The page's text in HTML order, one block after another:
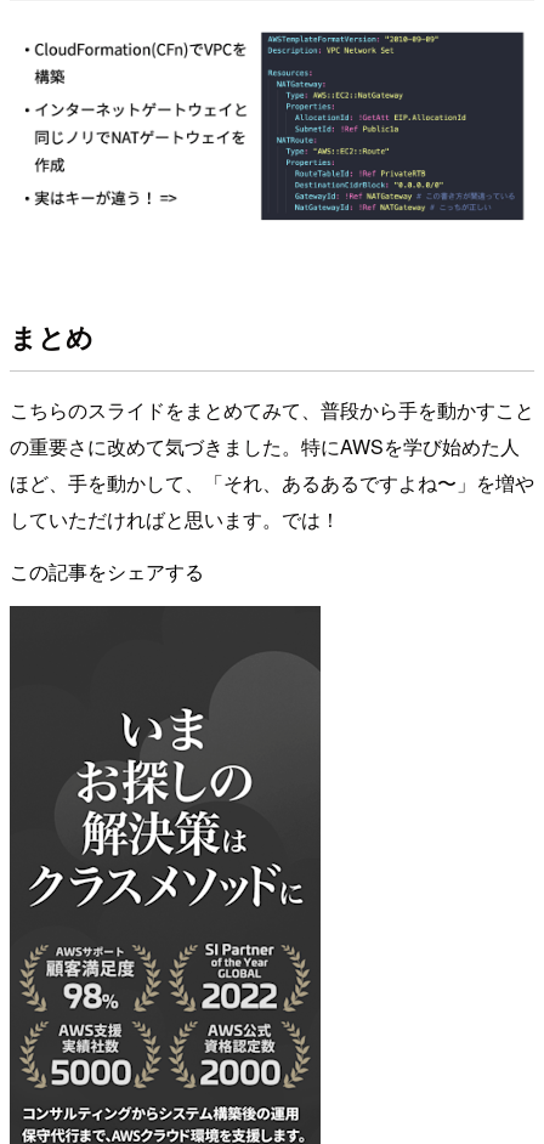
まとめ
こちらのスライドをまとめてみて、普段から手を動かすこと
の重要さに改めて気づきました。特にAWSを学び始めた人
ほど、手を動かして、「それ、あるあるですよね〜」を増や
していただければと思います。では！
この記事をシェアする